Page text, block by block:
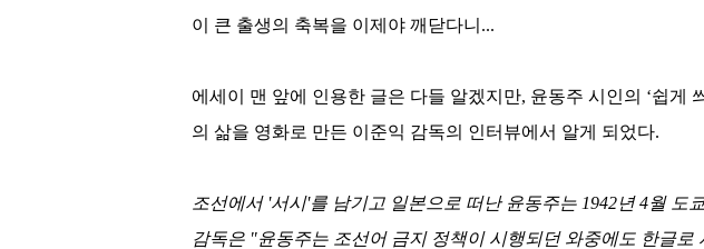
이 큰 출생의 축복을 이제야 깨닫다니 ...
에세이 맨 앞에 인용한 글은 다들 알겠지만, 윤동주 시인의 ‘쉽게
의 삶을 영화로 만든 이준익 감독의 인터뷰에서 알게 되었다.
조선에서 '서시'를 남기고 일본으로 떠난 윤동주는 1942년4월 도
감독은 "윤동주는 조선어 금지 정책이 시행되던 와중에도 한글로